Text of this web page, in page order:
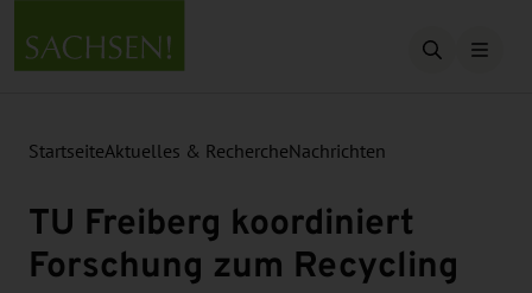
Suche
StartseiteAktuelles & RechercheNachrichten
TU Freiberg koordiniert
Forschung zum Recycling